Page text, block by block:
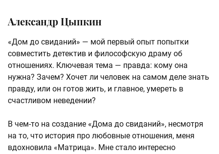
Александр Цыпкин
«Дом до свиданий» — мой первый опыт попытки
совместить детектив и философскую драму об
отношениях. Ключевая тема — правда: кому она
нужна? Зачем? Хочет ли человек на самом деле знать
правду, или он готов жить, и главное, умереть в
счастливом неведении?
В чем-то на создание «Дома до свиданий», несмотря
на то, что история про любовные отношения, меня
вдохновила «Матрица». Мне стало интересно